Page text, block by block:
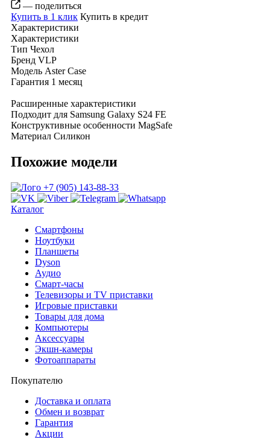
— поделиться
Купить в 1 клик Купить в кредит
Характеристики
Характеристики
Тип Чехол
Бренд VLP
Модель Aster Case
Гарантия 1 месяц
Расширенные характеристики
Подходит для Samsung Galaxy S24 FE
Конструктивные особенности MagSafe
Материал Силикон
Похожие модели
+7 (905) 143-88-33
Каталог
Смартфоны
Ноутбуки
Планшеты
Dyson
Аудио
Смарт-часы
Телевизоры и TV приставки
Игровые приставки
Товары для дома
Компьютеры
Аксесcуары
Экшн-камеры
Фотоаппараты
Покупателю
Доставка и оплата
Обмен и возврат
Гарантия
Акции